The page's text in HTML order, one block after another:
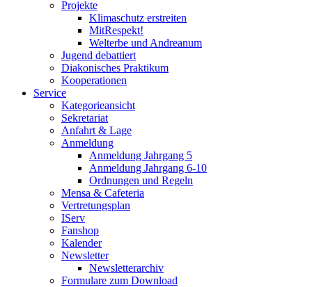
Projekte
Klimaschutz erstreiten
MitRespekt!
Welterbe und Andreanum
Jugend debattiert
Diakonisches Praktikum
Kooperationen
Service
Kategorieansicht
Sekretariat
Anfahrt & Lage
Anmeldung
Anmeldung Jahrgang 5
Anmeldung Jahrgang 6-10
Ordnungen und Regeln
Mensa & Cafeteria
Vertretungsplan
IServ
Fanshop
Kalender
Newsletter
Newsletterarchiv
Formulare zum Download